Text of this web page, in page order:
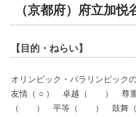
（京都府）府立加悦
【目的・ねらい】
オリンピック・パラリンピック
友情（ ○ ） 卓越（ ） 尊
（ ） 平等（ ） 鼓舞